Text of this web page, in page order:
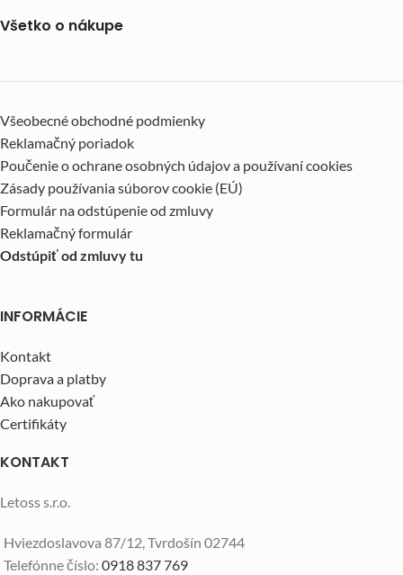
Všetko o nákupe
Všeobecné obchodné podmienky
Reklamačný poriadok
Poučenie o ochrane osobných údajov a používaní cookies
Zásady používania súborov cookie (EÚ)
Formulár na odstúpenie od zmluvy
Reklamačný formulár
Odstúpiť od zmluvy tu
INFORMÁCIE
Kontakt
Doprava a platby
Ako nakupovať
Certifikáty
KONTAKT
Letoss s.r.o.
Hviezdoslavova 87/12, Tvrdošín 02744
Telefónne číslo: 0918 837 769